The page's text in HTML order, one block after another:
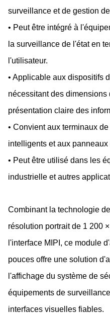
surveillance et de gestion
• Peut être intégré à
la surveillance de l'état en
l'utilisateur.
• Applicable aux dispositifs
nécessitant des
présentation claire des
• Convient aux terminaux
intelligents et aux
• Peut être utilisé dans les
industrielle et autres
Combinant la technologie
résolution portrait de 1 200
l'interface MIPI, ce module
pouces offre une solution
l'affichage du système de
équipements de
interfaces visuelles fiables.